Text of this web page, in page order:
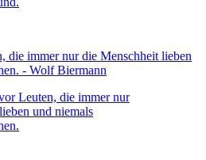
Leuten, die immer nur
und niemals